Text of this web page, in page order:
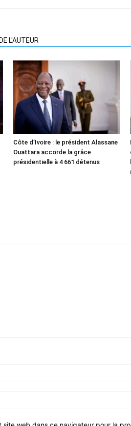
L'AUTEUR
Côte d’Ivoire : le président Alassane
Ouattara accorde la grâce
présidentielle à 4 661 détenus